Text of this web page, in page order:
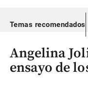
Temas recomendados
Angelina
ensayo de